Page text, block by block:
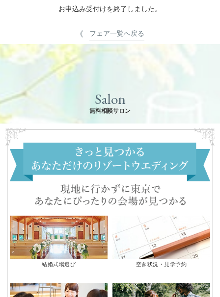
お申込み受付けを終了しました。
フェア一覧へ戻る
Salon
無料相談サロン
結婚式場選び 空き状況・見学予約